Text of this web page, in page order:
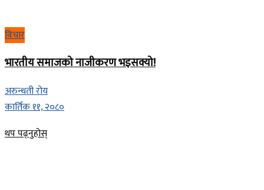
विचार
भारतीय समाजको नाजीकरण भइसक्यो!
अरुन्धती रोय
कार्तिक ११, २०८०
थप पढ्नुहोस्Details